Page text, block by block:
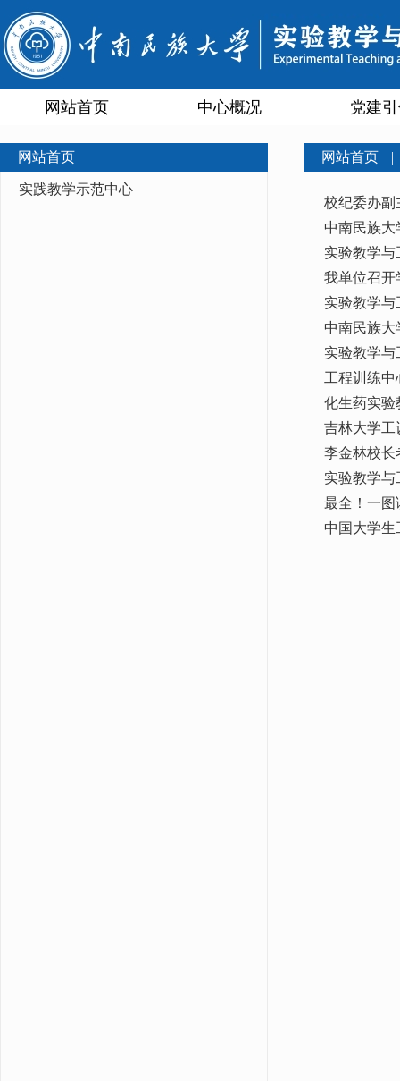
网站首页 中心概况 党建
网站首页
实践教学示范中心
网站首页 |
校纪委办副
中南民族
实验教学
我单位召开
实验教学
中南民族
实验教学与
工程训练
化生药实验
吉林大学工
李金林校长
实验教学与
最全！一图
中国大学